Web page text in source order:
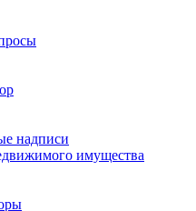
надписи
имущества